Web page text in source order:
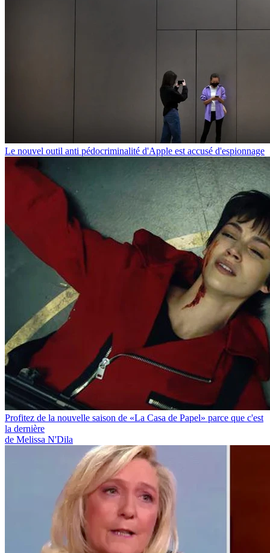
Le nouvel outil anti pédocriminalité d'Apple est accusé d'espionnage
Profitez de la nouvelle saison de «La Casa de Papel» parce que c'est
la dernière
de Melissa N'Dila